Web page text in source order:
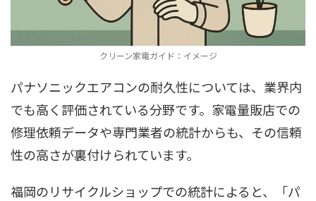
クリーン家電ガイド：イメージ
パナソニックエアコンの耐久性については、業界内
でも高く評価されている分野です。家電量販店での
修理依頼データや専門業者の統計からも、その信頼
性の高さが裏付けられています。
福岡のリサイクルショップでの統計によると、「パ